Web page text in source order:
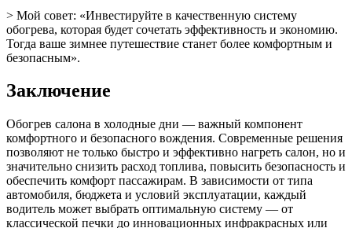
> Мой совет: «Инвестируйте в качественную систему
обогрева, которая будет сочетать эффективность и экономию.
Тогда ваше зимнее путешествие станет более комфортным и
безопасным».
Заключение
Обогрев салона в холодные дни — важный компонент
комфортного и безопасного вождения. Современные решения
позволяют не только быстро и эффективно нагреть салон, но и
значительно снизить расход топлива, повысить безопасность и
обеспечить комфорт пассажирам. В зависимости от типа
автомобиля, бюджета и условий эксплуатации, каждый
водитель может выбрать оптимальную систему — от
классической печки до инновационных инфракрасных или